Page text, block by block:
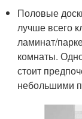
Половые
лучше всего
ламинат/
комнаты.
стоит
небольшими